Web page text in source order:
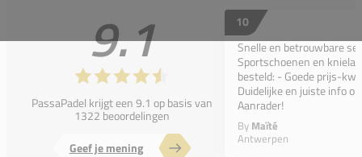
9.1
PassaPadel krijgt een 9.1 op basis van
1322 beoordelingen
Geef je mening
10
Snelle en betrouwbare
Sportschoenen en
besteld: - Goede prijs-
Duidelijke en juiste info
Aanrader!
By Maïté
Antwerpen